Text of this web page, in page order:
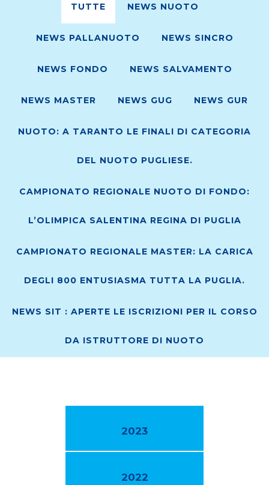
TUTTE NEWS NUOTO
NEWS PALLANUOTO NEWS SINCRO
NEWS FONDO NEWS SALVAMENTO
NEWS MASTER NEWS GUG NEWS GUR
NUOTO: A TARANTO LE FINALI DI CATEGORIA
DEL NUOTO PUGLIESE.
CAMPIONATO REGIONALE NUOTO DI FONDO:
L’OLIMPICA SALENTINA REGINA DI PUGLIA
CAMPIONATO REGIONALE MASTER: LA CARICA
DEGLI 800 ENTUSIASMA TUTTA LA PUGLIA.
NEWS SIT : APERTE LE ISCRIZIONI PER IL CORSO
DA ISTRUTTORE DI NUOTO
2023
2022